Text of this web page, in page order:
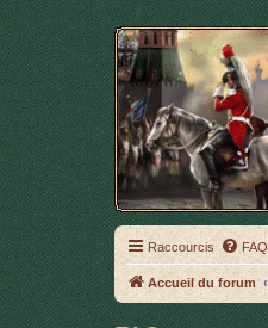
Raccourcis FAQ
Accueil du forum